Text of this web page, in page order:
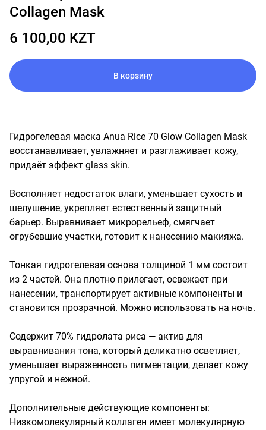
Collagen Mask
6 100,00 KZT
В корзину
Гидрогелевая маска Anua Rice 70 Glow Collagen Mask
восстанавливает, увлажняет и разглаживает кожу,
придаёт эффект glass skin.
Восполняет недостаток влаги, уменьшает сухость и
шелушение, укрепляет естественный защитный
барьер. Выравнивает микрорельеф, смягчает
огрубевшие участки, готовит к нанесению макияжа.
Тонкая гидрогелевая основа толщиной 1 мм состоит
из 2 частей. Она плотно прилегает, освежает при
нанесении, транспортирует активные компоненты и
становится прозрачной. Можно использовать на ночь.
Содержит 70% гидролата риса — актив для
выравнивания тона, который деликатно осветляет,
уменьшает выраженность пигментации, делает кожу
упругой и нежной.
Дополнительные действующие компоненты:
Низкомолекулярный коллаген имеет молекулярную